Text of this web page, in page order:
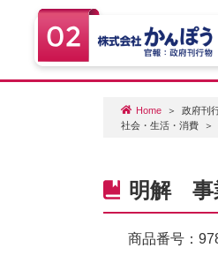
Home 政府刊
社会・生活・消費
明解 事
商品番号：